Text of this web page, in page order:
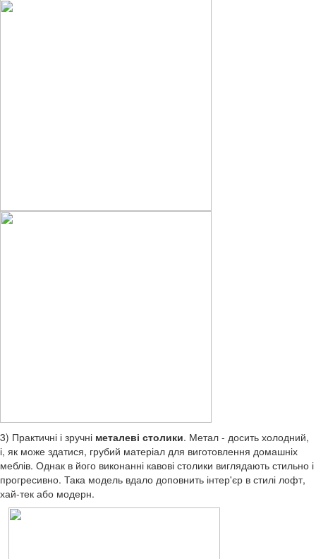
3) Практичні і зручні металеві столики. Метал - досить холодний,
і, як може здатися, грубий матеріал для виготовлення домашніх
меблів. Однак в його виконанні кавові столики виглядають стильно і
прогресивно. Така модель вдало доповнить інтер'єр в стилі лофт,
хай-тек або модерн.